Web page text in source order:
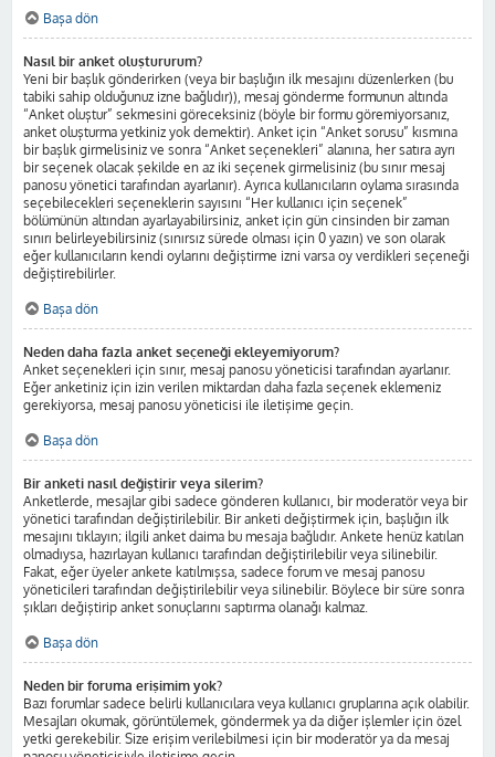
Başa dön
Nasıl bir anket oluştururum?
Yeni bir başlık gönderirken (veya bir başlığın ilk mesajını düzenlerken (bu
tabiki sahip olduğunuz izne bağlıdır)), mesaj gönderme formunun altında
“Anket oluştur” sekmesini göreceksiniz (böyle bir formu göremiyorsanız,
anket oluşturma yetkiniz yok demektir). Anket için “Anket sorusu” kısmına
bir başlık girmelisiniz ve sonra “Anket seçenekleri” alanına, her satıra ayrı
bir seçenek olacak şekilde en az iki seçenek girmelisiniz (bu sınır mesaj
panosu yönetici tarafından ayarlanır). Ayrıca kullanıcıların oylama sırasında
seçebilecekleri seçeneklerin sayısını “Her kullanıcı için seçenek”
bölümünün altından ayarlayabilirsiniz, anket için gün cinsinden bir zaman
sınırı belirleyebilirsiniz (sınırsız sürede olması için 0 yazın) ve son olarak
eğer kullanıcıların kendi oylarını değiştirme izni varsa oy verdikleri seçeneği
değiştirebilirler.
Başa dön
Neden daha fazla anket seçeneği ekleyemiyorum?
Anket seçenekleri için sınır, mesaj panosu yöneticisi tarafından ayarlanır.
Eğer anketiniz için izin verilen miktardan daha fazla seçenek eklemeniz
gerekiyorsa, mesaj panosu yöneticisi ile iletişime geçin.
Başa dön
Bir anketi nasıl değiştirir veya silerim?
Anketlerde, mesajlar gibi sadece gönderen kullanıcı, bir moderatör veya bir
yönetici tarafından değiştirilebilir. Bir anketi değiştirmek için, başlığın ilk
mesajını tıklayın; ilgili anket daima bu mesaja bağlıdır. Ankete henüz katılan
olmadıysa, hazırlayan kullanıcı tarafından değiştirilebilir veya silinebilir.
Fakat, eğer üyeler ankete katılmışsa, sadece forum ve mesaj panosu
yöneticileri tarafından değiştirilebilir veya silinebilir. Böylece bir süre sonra
şıkları değiştirip anket sonuçlarını saptırma olanağı kalmaz.
Başa dön
Neden bir foruma erişimim yok?
Bazı forumlar sadece belirli kullanıcılara veya kullanıcı gruplarına açık olabilir.
Mesajları okumak, görüntülemek, göndermek ya da diğer işlemler için özel
yetki gerekebilir. Size erişim verilebilmesi için bir moderatör ya da mesaj